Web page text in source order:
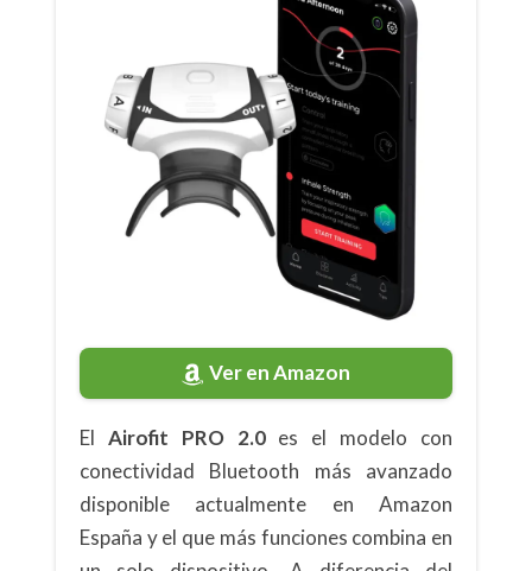
Ver en Amazon
El Airofit PRO 2.0es el modelo con
conectividad Bluetooth más avanzado
disponible actualmente en Amazon
España y el que más funciones combina en